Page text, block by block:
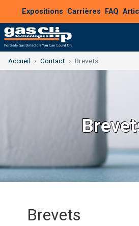
Expositions Carrières FAQ
Accueil Contact Brevets
Brevets